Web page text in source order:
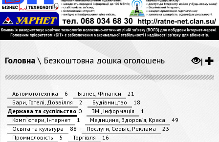
Головна\ Безкоштовна дошка оголошень |
Автомототехніка 6 Бізнес, Фінанси
21
Бари, Готелі, Дозвілля
2 Будівництво
18
Держава та суспільство 0 ЗМІ, Інформація
1
Комп`ютери, Інтернет
1 Медицина, Здоров’я, Краса
49
Освіта та культура
88 Послуги, Сервіс, Реклама
23
Промисловість
5 Торгівля 16